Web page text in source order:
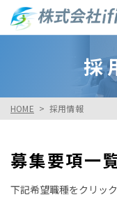
採
HOME 採用情報
募集要項一
下記希望職種をクリッ